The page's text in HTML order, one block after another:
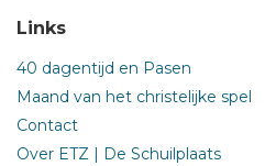
Links
40 dagentijd en Pasen
Maand van het christelijke spel
Contact
Over ETZ | De Schuilplaats